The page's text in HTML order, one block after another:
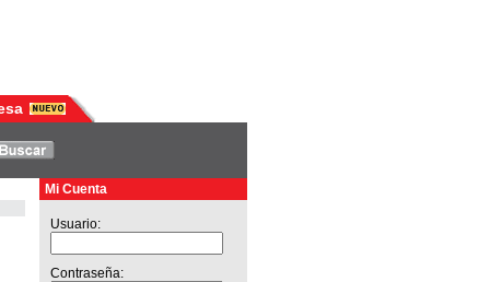
Mi Cuenta
Usuario:
Contraseña: